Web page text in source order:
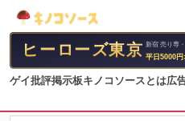
ゲイ批評掲示板キノコソースとは広